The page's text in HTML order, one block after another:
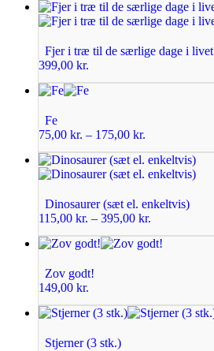
Fjer i træ til de særlige dage i livet
399,00 kr.
Fe
75,00 kr. – 175,00 kr.
Dinosaurer (sæt el. enkeltvis)
115,00 kr. – 395,00 kr.
Zov godt!
149,00 kr.
Stjerner (3 stk.)